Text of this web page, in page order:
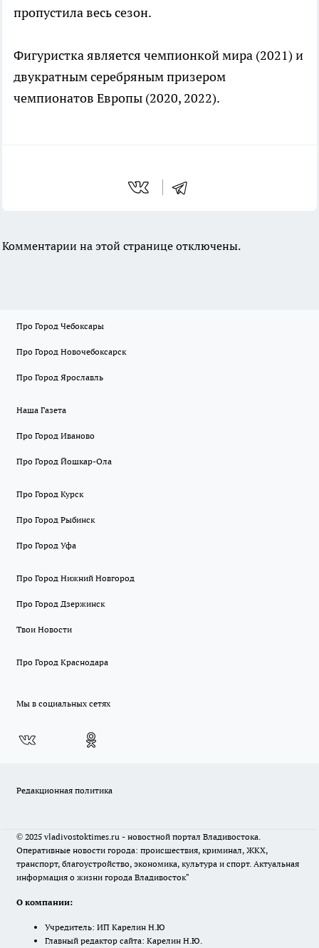
пропустила весь сезон.
Фигуристка является чемпионкой мира (2021) и
двукратным серебряным призером
чемпионатов Европы (2020, 2022).
Комментарии на этой странице отключены.
Про Город Чебоксары
Про Город Новочебоксарск
Про Город Ярославль
Наша Газета
Про Город Иваново
Про Город Йошкар-Ола
Про Город Курск
Про Город Рыбинск
Про Город Уфа
Про Город Нижний Новгород
Про Город Дзержинск
Твои Новости
Про Город Краснодара
Мы в социальных сетях
Редакционная политика
© 2025 vladivostoktimes.ru - новостной портал Владивостока.
Оперативные новости города: происшествия, криминал, ЖКХ,
транспорт, благоустройство, экономика, культура и спорт. Актуальная
информация о жизни города Владивосток"
О компании:
Учредитель: ИП Карелин Н.Ю
Главный редактор сайта: Карелин Н.Ю.